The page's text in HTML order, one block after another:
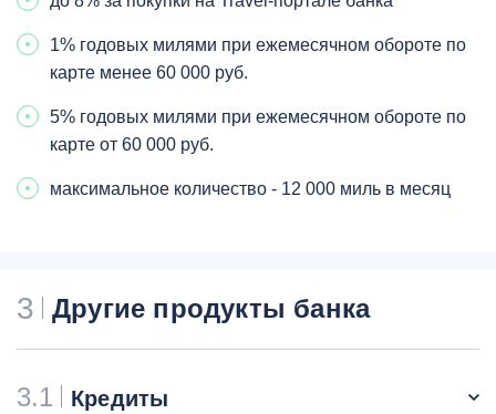
1% годовых милями при ежемесячном обороте по
карте менее 60 000 руб.
5% годовых милями при ежемесячном обороте по
карте от 60 000 руб.
максимальное количество - 12 000 миль в месяц
3 Другие продукты банка
3.1 Кредиты